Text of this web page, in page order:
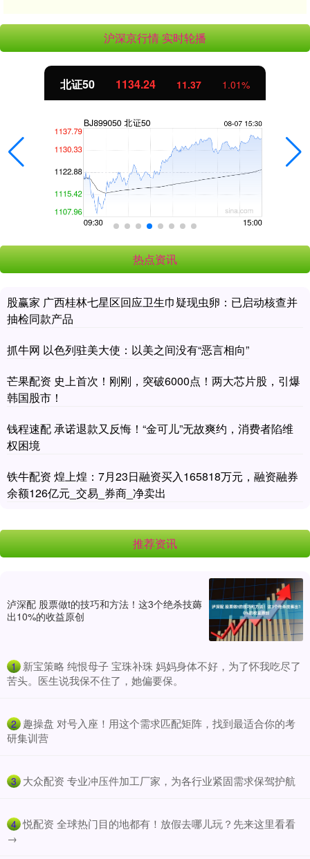
沪深京行情 实时轮播
创业板指 3563.12 47.56 1.35%
热点资讯
股赢家 广西桂林七星区回应卫生巾疑现虫卵：已启动核查并
抽检同款产品
抓牛网 以色列驻美大使：以美之间没有“恶言相向”
芒果配资 史上首次！刚刚，突破6000点！两大芯片股，引爆
韩国股市！
钱程速配 承诺退款又反悔！“金可儿”无故爽约，消费者陷维
权困境
铁牛配资 煌上煌：7月23日融资买入165818万元，融资融券
余额126亿元_交易_券商_净卖出
推荐资讯
泸深配 股票做t的技巧和方法！这3个绝杀技薅
出10%的收益原创
1 ​新宝策略 纯恨母子 宝珠补珠 妈妈身体不好，为了怀我吃尽了
苦头。医生说我保不住了，她偏要保。
2 ​趣操盘 对号入座！用这个需求匹配矩阵，找到最适合你的考
研集训营
3 ​大众配资 专业冲压件加工厂家，为各行业紧固需求保驾护航
4 ​悦配资 全球热门目的地都有！放假去哪儿玩？先来这里看看
→